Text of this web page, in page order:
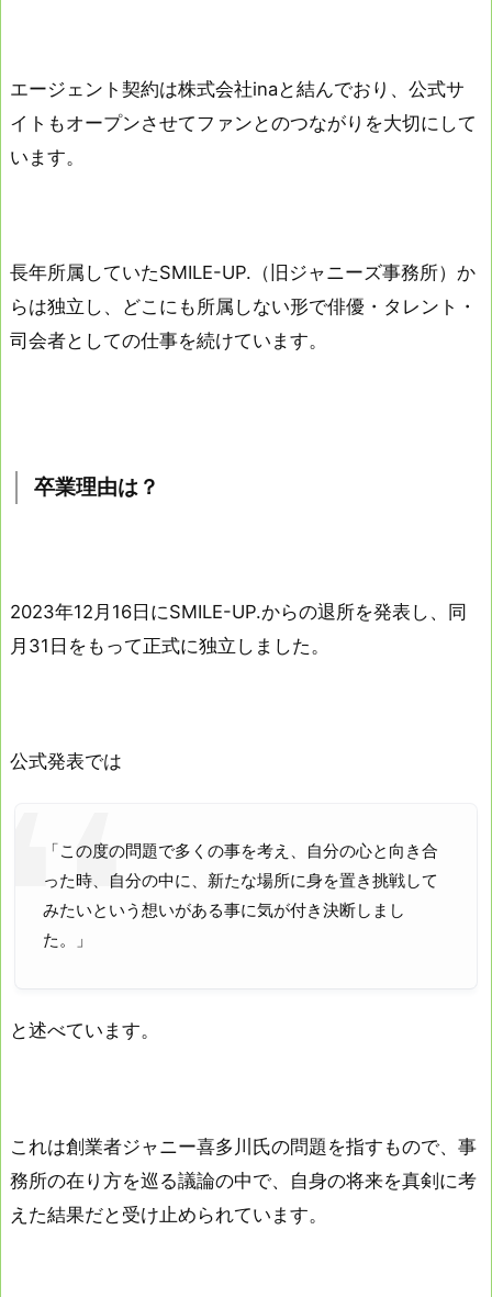
エージェント契約は株式会社inaと結んでおり、公式サ
イトもオープンさせてファンとのつながりを大切にして
います。
長年所属していたSMILE-UP.（旧ジャニーズ事務所）か
らは独立し、どこにも所属しない形で俳優・タレント・
司会者としての仕事を続けています。
卒業理由は？
2023年12月16日にSMILE-UP.からの退所を発表し、同
月31日をもって正式に独立しました。
公式発表では
「この度の問題で多くの事を考え、自分の心と向き合
った時、自分の中に、新たな場所に身を置き挑戦して
みたいという想いがある事に気が付き決断しまし
た。」
と述べています。
これは創業者ジャニー喜多川氏の問題を指すもので、事
務所の在り方を巡る議論の中で、自身の将来を真剣に考
えた結果だと受け止められています。